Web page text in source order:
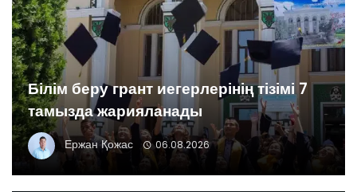
Білім беру грант иегерлерінің тізімі 7
тамызда жарияланады
Ержан Қожас 06.08.2026